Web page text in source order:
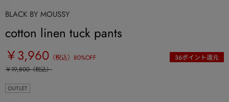
BLACK BY MOUSSY
cotton linen tuck pants
￥3,960 （税込） 80%OFF 36ポイント還元
￥19,800（税込）
OUTLET